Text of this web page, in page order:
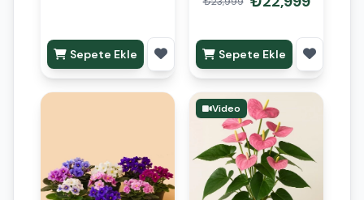
Sepete Ekle Sepete Ekle
Video